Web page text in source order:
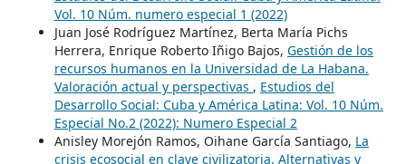
Vol. 10 Núm. numero especial 1 (2022)
Juan José Rodríguez Martínez, Berta María Pichs
Herrera, Enrique Roberto Iñigo Bajos, Gestión de los
recursos humanos en la Universidad de La Habana.
Valoración actual y perspectivas , Estudios del
Desarrollo Social: Cuba y América Latina: Vol. 10 Núm.
Especial No.2 (2022): Numero Especial 2
Anisley Morejón Ramos, Oihane García Santiago, La
crisis ecosocial en clave civilizatoria. Alternativas y